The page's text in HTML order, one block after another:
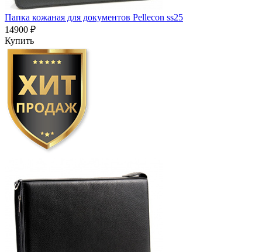
Папка кожаная для документов Pellecon ss25
14900 ₽
Купить